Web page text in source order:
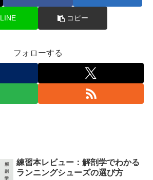
LINE コピー
フォローする
練習本レビュー：解剖学でわかる
ランニングシューズの選び方